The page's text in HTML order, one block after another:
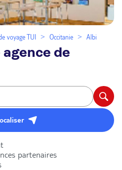
voyage TUI Occitanie Albi
de
partenaires